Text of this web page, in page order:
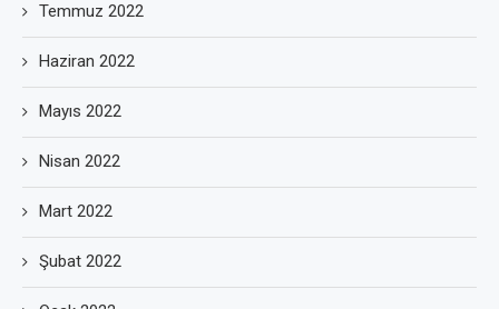
Temmuz 2022
Haziran 2022
Mayıs 2022
Nisan 2022
Mart 2022
Şubat 2022